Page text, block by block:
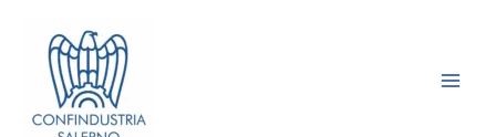
contenuto
articoli